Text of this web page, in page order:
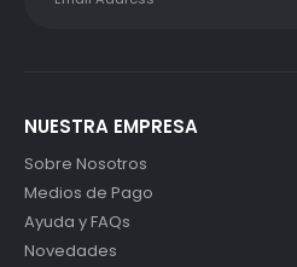
NUESTRA EMPRESA
Sobre Nosotros
Medios de Pago
Ayuda y FAQs
Novedades